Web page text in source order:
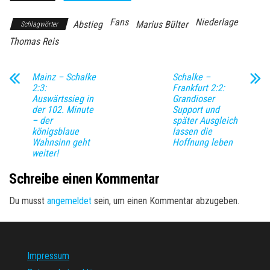
Schlagwörter Abstieg Fans Marius Bülter
Niederlage
Thomas Reis
Mainz – Schalke
2:3:
Auswärtssieg in
der 102. Minute
– der
königsblaue
Wahnsinn geht
weiter!
Schalke –
Frankfurt 2:2:
Grandioser
Support und
später Ausgleich
lassen die
Hoffnung leben
Schreibe einen Kommentar
Du musst angemeldet sein, um einen Kommentar abzugeben.
Impressum